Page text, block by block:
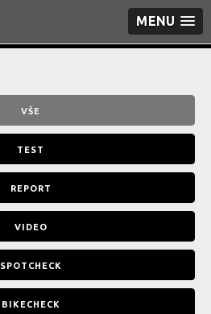
MENU
VŠE
TEST
REPORT
VIDEO
SPOTCHECK
BIKECHECK